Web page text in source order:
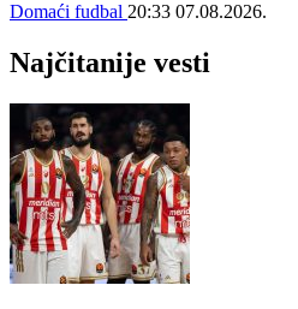
Domaći fudbal 20:33 07.08.2026.
Najčitanije vesti